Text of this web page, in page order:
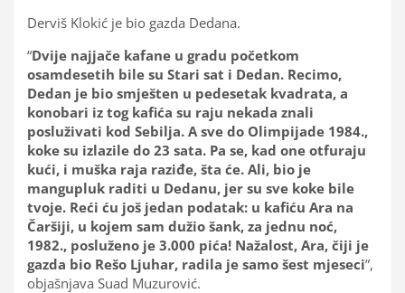
Derviš Klokić je bio gazda Dedana.
“Dvije najjače kafane u gradu početkom
osamdesetih bile su Stari sat i Dedan. Recimo,
Dedan je bio smješten u pedesetak kvadrata, a
konobari iz tog kafića su raju nekada znali
posluživati kod Sebilja. A sve do Olimpijade 1984.,
koke su izlazile do 23 sata. Pa se, kad one otfuraju
kući, i muška raja raziđe, šta će. Ali, bio je
mangupluk raditi u Dedanu, jer su sve koke bile
tvoje. Reći ću još jedan podatak: u kafiću Ara na
Čaršiji, u kojem sam dužio šank, za jednu noć,
1982., posluženo je 3.000 pića! Nažalost, Ara, čiji je
gazda bio Rešo Ljuhar, radila je samo šest mjeseci”,
objašnjava Suad Muzurović.